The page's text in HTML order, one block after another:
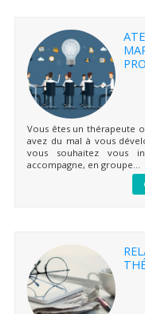
Vous êtes un thérapeute
avez du mal à vous
vous souhaitez vous
accompagne, en groupe...